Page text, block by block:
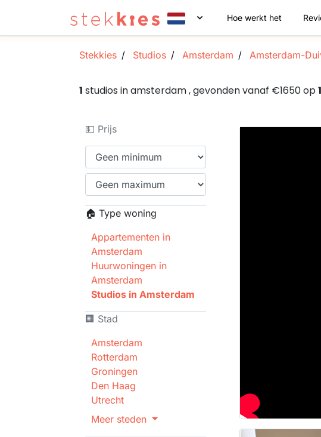
Hoe werkt het
Stekkies Studios Amsterdam Amsterdam-
1 studios in amsterdam , gevonden vanaf €1650 op
💵 Prijs
🏠 Type woning
Appartementen in
Amsterdam
Huurwoningen in
Amsterdam
Studios in Amsterdam
🏢 Stad
Amsterdam
Rotterdam
Groningen
Den Haag
Utrecht
Meer steden